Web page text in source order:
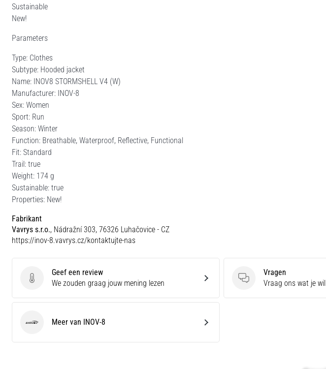
Sustainable
New!
Parameters
Type: Clothes
Subtype: Hooded jacket
Name: INOV8 STORMSHELL V4 (W)
Manufacturer: INOV-8
Sex: Women
Sport: Run
Season: Winter
Function: Breathable, Waterproof, Reflective, Functional
Fit: Standard
Trail: true
Weight: 174 g
Sustainable: true
Properties: New!
Fabrikant
Vavrys s.r.o., Nádražní 303, 76326 Luhačovice - CZ
https://inov-8.vavrys.cz/kontaktujte-nas
Geef een review
Geef een review
We zouden graag jouw mening lezen
Vragen
Vragen
Vraag ons wat je wil
INOV-8Meer van INOV-8